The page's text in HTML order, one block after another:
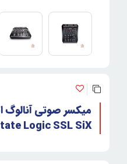
میکسر صوتی
Logic SSL SiX